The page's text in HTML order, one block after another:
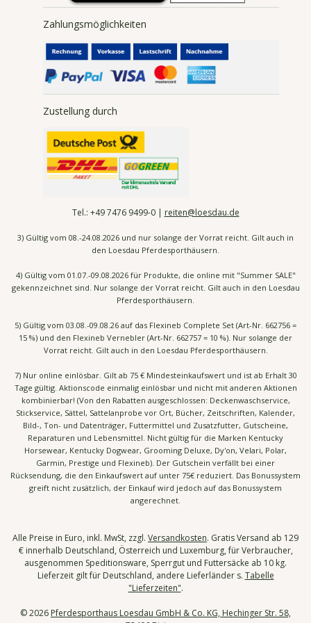
Zahlungsmöglichkeiten
Zustellung durch
Tel.: +49 74769499-0 | reiten@loesdau.de
3) Gültig vom 08.-24.08.2026 und nur solange der Vorrat reicht. Gilt auch in
den Loesdau Pferdesporthäusern.
4) Gültig vom 01.07.-09.08.2026 für Produkte, die online mit "Summer SALE"
gekennzeichnet sind. Nur solange der Vorrat reicht. Gilt auch in den Loesdau
Pferdesporthäusern.
5) Gültig vom 03.08.-09.08.26 auf das Flexineb Complete Set (Art-Nr. 662756 =
15 %) und den Flexineb Vernebler (Art-Nr. 662757 = 10 %). Nur solange der
Vorrat reicht. Gilt auch in den Loesdau Pferdesporthäusern.
7) Nur online einlösbar. Gilt ab 75 € Mindesteinkaufswert und ist ab Erhalt 30
Tage gültig. Aktionscode einmalig einlösbar und nicht mit anderen Aktionen
kombinierbar! (Von den Rabatten ausgeschlossen: Deckenwaschservice,
Stickservice, Sättel, Sattelanprobe vor Ort, Bücher, Zeitschriften, Kalender,
Bild-, Ton- und Datenträger, Futtermittel und Zusatzfutter, Gutscheine,
Reparaturen und Lebensmittel. Nicht gültig für die Marken Kentucky
Horsewear, Kentucky Dogwear, Grooming Deluxe, Dy'on, Velari, Polar,
Garmin, Prestige und Flexineb). Der Gutschein verfällt bei einer
Rücksendung, die den Einkaufswert auf unter 75€ reduziert. Das Bonussystem
greift nicht zusätzlich, der Einkauf wird jedoch auf das Bonussystem
angerechnet.
Alle Preise in Euro, inkl. MwSt, zzgl. Versandkosten. Gratis Versand ab 129
€ innerhalb Deutschland, Österreich und Luxemburg, für Verbraucher,
ausgenommen Speditionsware, Sperrgut und Futtersäcke ab 10 kg.
Lieferzeit gilt für Deutschland, andere Lieferländer s. Tabelle
"Lieferzeiten".
© 2026 Pferdesporthaus Loesdau GmbH & Co. KG, Hechinger Str. 58,